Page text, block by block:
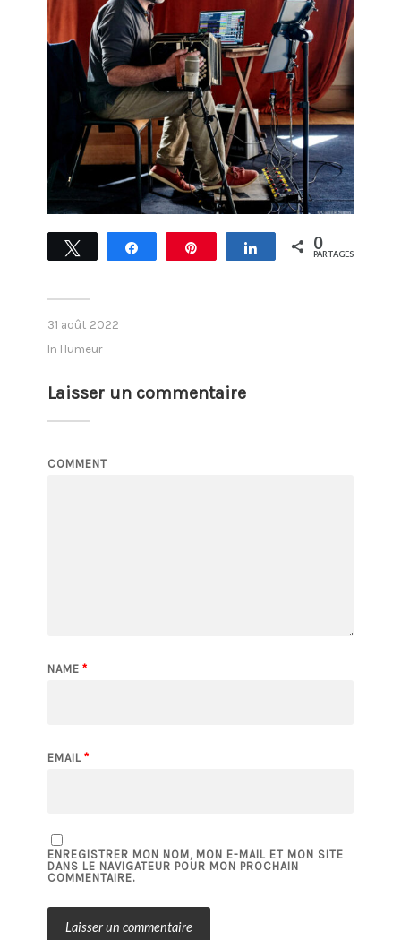
Tweetez Partagez Épingle Partagez0
PARTAGES
31 août 2022
In Humeur
Laisser un commentaire
COMMENT
NAME *
EMAIL *
ENREGISTRER MON NOM, MON E-MAIL ET MON SITE
DANS LE NAVIGATEUR POUR MON PROCHAIN
COMMENTAIRE.